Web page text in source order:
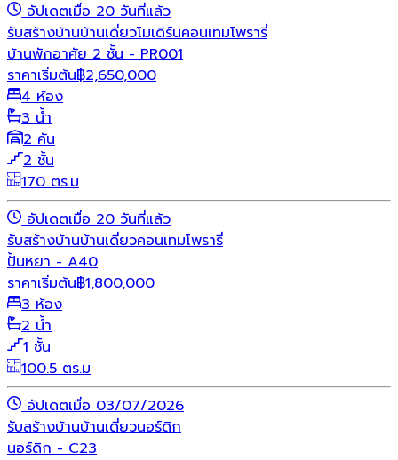
อัปเดตเมื่อ 20 วันที่แล้ว
รับสร้างบ้านบ้านเดี่ยวโมเดิร์นคอนเทมโพรารี่
บ้านพักอาศัย 2 ชั้น - PR001
ราคาเริ่มต้น฿2,650,000
4 ห้อง
3 น้ำ
2 คัน
2 ชั้น
170 ตร.ม
อัปเดตเมื่อ 20 วันที่แล้ว
รับสร้างบ้านบ้านเดี่ยวคอนเทมโพรารี่
ปั้นหยา - A40
ราคาเริ่มต้น฿1,800,000
3 ห้อง
2 น้ำ
1 ชั้น
100.5 ตร.ม
อัปเดตเมื่อ 03/07/2026
รับสร้างบ้านบ้านเดี่ยวนอร์ดิก
นอร์ดิก - C23